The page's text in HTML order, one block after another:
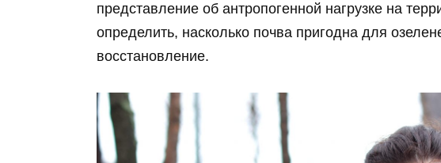
представление об антропогенной нагрузке на
определить, насколько почва пригодна для
восстановление.